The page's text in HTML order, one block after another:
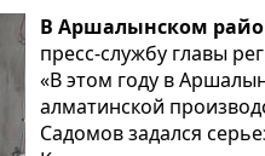
В Аршалынском
пресс-службу главы
«В этом году в
алматинской
Садомов задался